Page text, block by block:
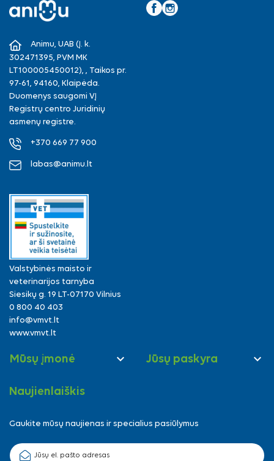
Animu, UAB (Į. k.
302471395, PVM MK
LT100005450012), , Taikos pr.
97-61, 94160, Klaipėda.
Duomenys saugomi VĮ
Registrų centro Juridinių
asmenų registre.
+370 669 77 900
labas@animu.lt
Valstybinės maisto ir
veterinarijos tarnyba
Siesikų g. 19 LT-07170 Vilnius
0 800 40 403
info@vmvt.lt
www.vmvt.lt
Mūsų įmonė  Jūsų paskyra 
Naujienlaiškis
Gaukite mūsų naujienas ir specialius pasiūlymus